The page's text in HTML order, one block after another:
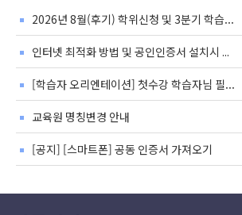
2026년 8월(후기) 학위신청 및 3분기 학습...
인터넷 최적화 방법 및 공인인증서 설치시 ...
[학습자 오리엔테이션] 첫수강 학습자님 필...
교육원 명칭변경 안내
[공지] [스마트폰] 공동 인증서 가져오기